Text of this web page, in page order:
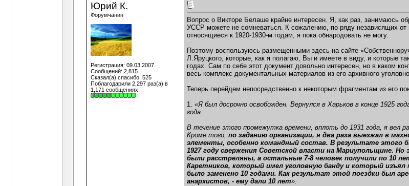
Юрий К.
Форумчанин
Регистрация: 09.03.2007
Сообщений: 2,815
Сказал(а) спасибо: 525
Поблагодарили 2,297 раз(а) в
1,171 сообщениях
Вопрос о Викторе Белаше крайне интересен. Я, как раз, занимаюсь
УССР можете не сомневаться. К сожалению, по ряду независящих
относящиеся к 1920-1930-м годам, я пока обнародовать не могу.
Поэтому воспользуюсь размещенными здесь на сайте
Л.Яруцкого, которые, как я полагаю, Вы и имеете в виду, и которые
годах. Сам по себе этот документ довольно интересен, но в каком
весь комплекс документальных материалов из его архивного
Теперь перейдем непосредственно к некоторым фрагментам из его
1. «Я был досрочно освобожден. Вернулся в Харьков в конце 1925
года.
В течение этого промежутка времени, вплоть до 1931 года, я вел
Кроме того, по заданию организации, я два раза выезжал в
элементы, особенно командный состав. В результате этого
1927 году свержения Советской власти на Мариупольщине. Но
были расстреляны, а остальные 7-8 человек получили по 10
Каретников, который имел уголовную банду и который
было заменено 10 годами. Как результат этой поездки был
анархистов, - ему дали 10 лет».